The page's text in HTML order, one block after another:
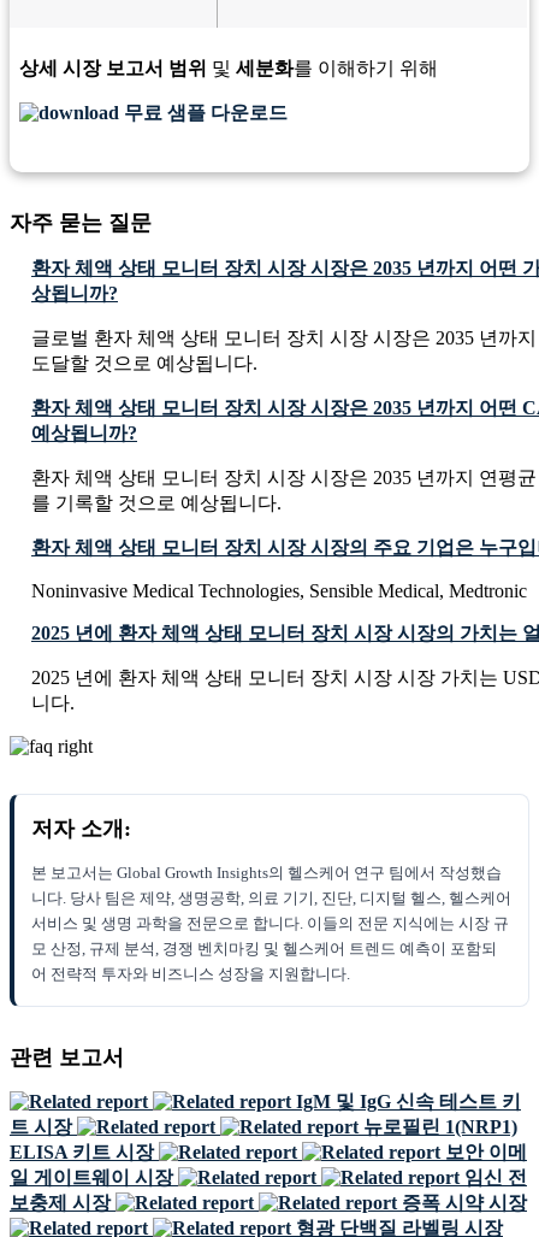
상세 시장 보고서 범위 및 세분화를 이해하기 위해
무료 샘플 다운로드
자주 묻는 질문
환자 체액 상태 모니터 장치 시장 시장은 2035 년까지 어떤
상됩니까?
글로벌 환자 체액 상태 모니터 장치 시장 시장은 2035 년까
도달할 것으로 예상됩니다.
환자 체액 상태 모니터 장치 시장 시장은 2035 년까지 어떤
예상됩니까?
환자 체액 상태 모니터 장치 시장 시장은 2035 년까지 연평
를 기록할 것으로 예상됩니다.
환자 체액 상태 모니터 장치 시장 시장의 주요 기업은 누구
Noninvasive Medical Technologies, Sensible Medical, Medtronic
2025 년에 환자 체액 상태 모니터 장치 시장 시장의 가치는
2025 년에 환자 체액 상태 모니터 장치 시장 시장 가치는
니다.
저자 소개:
본 보고서는 Global Growth Insights의 헬스케어 연구 팀에서 작성했습
니다. 당사 팀은 제약, 생명공학, 의료 기기, 진단, 디지털 헬스, 헬스케어
서비스 및 생명 과학을 전문으로 합니다. 이들의 전문 지식에는 시장 규
모 산정, 규제 분석, 경쟁 벤치마킹 및 헬스케어 트렌드 예측이 포함되
어 전략적 투자와 비즈니스 성장을 지원합니다.
관련 보고서
IgM 및 IgG 신속 테스트 키
트 시장
뉴로필린 1(NRP1)
ELISA 키트 시장
보안 이메
일 게이트웨이 시장
임신 전
보충제 시장
증폭 시약 시장
형광 단백질 라벨링 시장